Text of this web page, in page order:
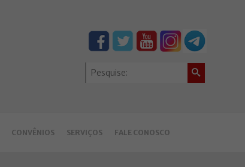
CONVÊNIOS SERVIÇOS FALE CONOSCO